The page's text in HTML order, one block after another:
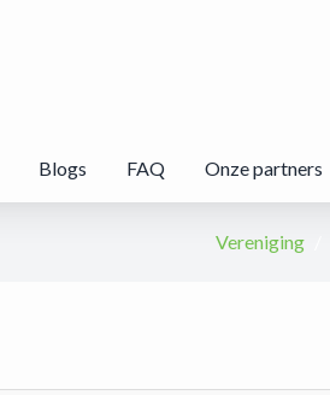
Blogs FAQ Onze partners
Vereniging